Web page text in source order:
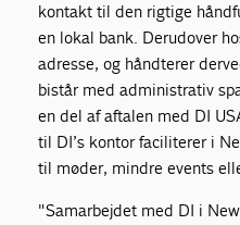
kontakt til den rigtige
en lokal bank. Derudover
adresse, og håndterer
bistår med administrativ
en del af aftalen med DI
til DI’s kontor faciliterer i
til møder, mindre events
"Samarbejdet med DI i